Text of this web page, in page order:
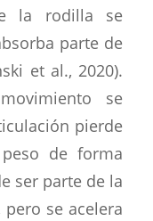
la rodilla se
parte de
et al., 2020).
se
pierde
de forma
ser parte de la
pero se acelera